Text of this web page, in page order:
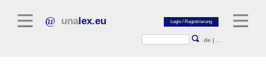
unalex.eu
de |